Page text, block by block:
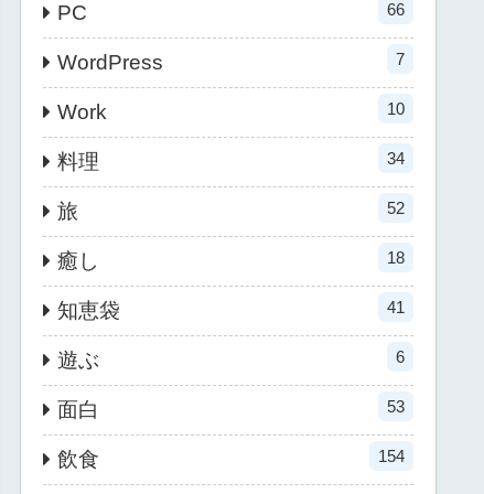
PC 66
WordPress 7
Work 10
料理 34
旅 52
癒し 18
知恵袋 41
遊ぶ 6
面白 53
飲食 154